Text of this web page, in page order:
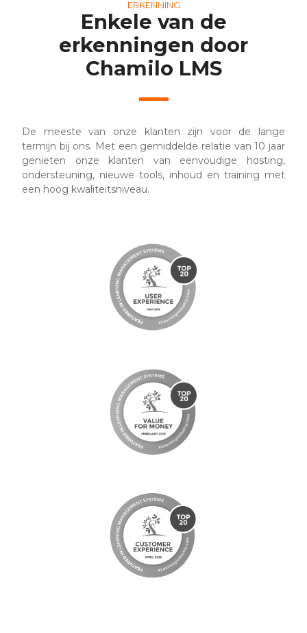
ERKENNING
Enkele van de
erkenningen door
Chamilo LMS
De meeste van onze klanten zijn voor de lange
termijn bij ons. Met een gemiddelde relatie van 10 jaar
genieten onze klanten van eenvoudige hosting,
ondersteuning, nieuwe tools, inhoud en training met
een hoog kwaliteitsniveau.